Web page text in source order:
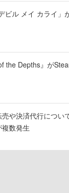
ビル メイ カライ」
the Depths』が
や決済代行につい
数発生